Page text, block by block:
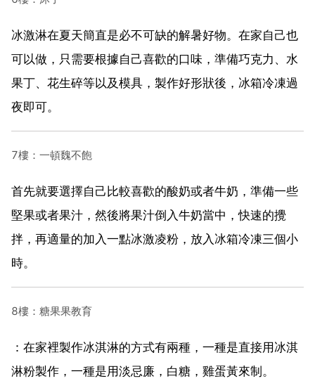
冰激淋在夏天簡直是必不可缺的解暑好物。在家自己也
可以做，只需要根據自己喜歡的口味，準備巧克力、水
果丁、花生碎等以及模具，製作好形狀後，冰箱冷凍過
夜即可。
7樓：一頓魏不飽
首先就要選擇自己比較喜歡的酸奶或者牛奶，準備一些
堅果或者果汁，然後將果汁倒入牛奶當中，快速的攪
拌，再適量的加入一點冰激凌粉，放入冰箱冷凍三個小
時。
8樓：糖果果教育
：在家裡製作冰淇淋的方式有兩種，一種是直接用冰淇
淋粉製作，一種是用淡忌廉，白糖，雞蛋黃來制。